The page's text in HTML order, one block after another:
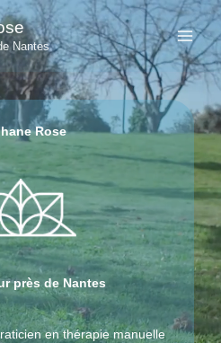
Nantes
Rose
près de Nantes
en thérapie manuelle